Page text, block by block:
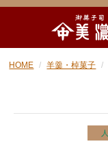
HOME 羊羹・棹菓子